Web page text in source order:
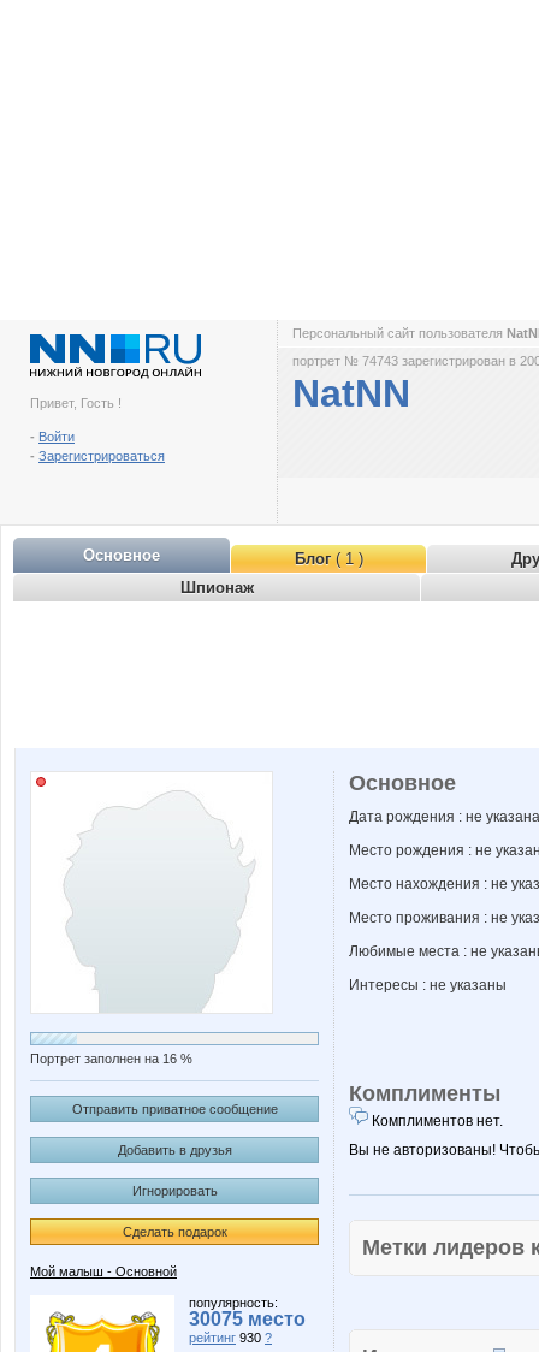
Привет, Гость !
- Войти
- Зарегистрироваться
Персональный сайт пользователя
портрет № 74743 зарегистрирован в
NatNN
Основное Блог( 1 )
Шпионаж
Портрет заполнен на 16 %
Отправить приватное сообщение
Добавить в друзья
Игнорировать
Сделать подарок
Мой малыш - Основной
популярность:
30075 место
рейтинг 930 ?
Основное
Дата рождения : не указана
Место рождения : не
Место нахождения : не
Место проживания : не
Любимые места : не
Интересы : не указаны
Комплименты
Комплиментов нет.
Вы не авторизованы!
Метки